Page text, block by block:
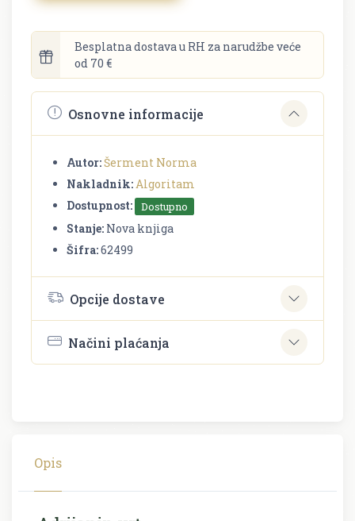
Besplatna dostava u RH za narudžbe veće
od 70 €
Osnovne informacije
Autor:Šerment Norma
Nakladnik:Algoritam
Dostupnost:
Dostupno
Stanje: Nova knjiga
Šifra:62499
Opcije dostave
Načini plaćanja
Opis